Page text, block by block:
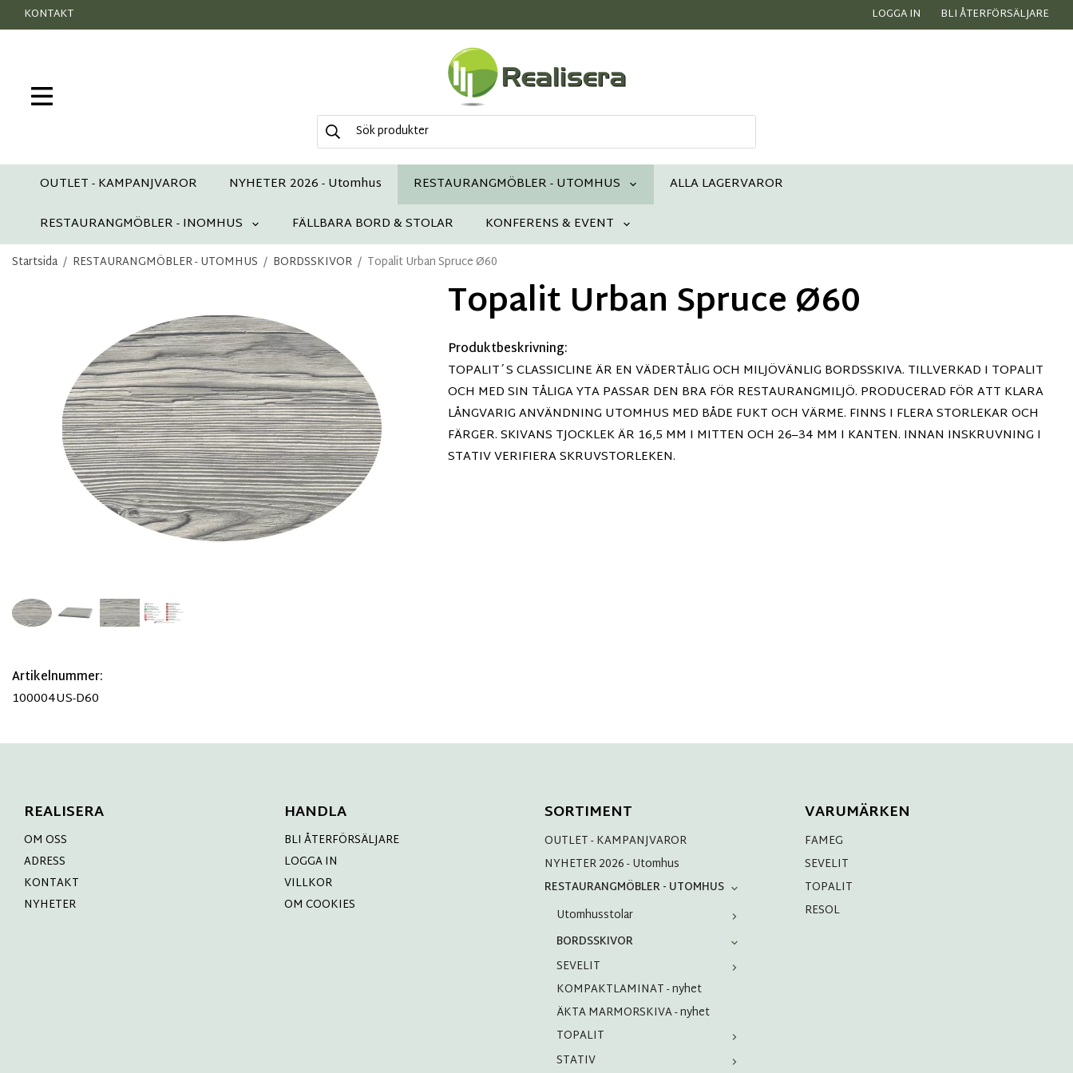
KONTAKT LOGGA IN BLI ÅTERFÖRSÄLJARE
OUTLET - KAMPANJVAROR NYHETER 2026 - Utomhus RESTAURANGMÖBLER - UTOMHUS
ALLA LAGERVAROR
RESTAURANGMÖBLER - INOMHUS
FÄLLBARA BORD & STOLAR KONFERENS & EVENT
Startsida / RESTAURANGMÖBLER - UTOMHUS / BORDSSKIVOR / Topalit Urban Spruce Ø60
Topalit Urban Spruce Ø60
Produktbeskrivning:
TOPALIT´S CLASSICLINE ÄR EN VÄDERTÅLIG OCH MILJÖVÄNLIG BORDSSKIVA. TILLVERKAD I TOPALIT
OCH MED SIN TÅLIGA YTA PASSAR DEN BRA FÖR RESTAURANGMILJÖ. PRODUCERAD FÖR ATT KLARA
LÅNGVARIG ANVÄNDNING UTOMHUS MED BÅDE FUKT OCH VÄRME. FINNS I FLERA STORLEKAR OCH
FÄRGER. SKIVANS TJOCKLEK ÄR 16,5 MM I MITTEN OCH 26–34 MM I KANTEN. INNAN INSKRUVNING I
STATIV VERIFIERA SKRUVSTORLEKEN.
Artikelnummer:
100004US-D60
REALISERA
OM OSS
ADRESS
KONTAKT
NYHETER
HANDLA
BLI ÅTERFÖRSÄLJARE
LOGGA IN
VILLKOR
OM COOKIES
SORTIMENT
OUTLET - KAMPANJVAROR
NYHETER 2026 - Utomhus
RESTAURANGMÖBLER - UTOMHUS
Utomhusstolar
BORDSSKIVOR
SEVELIT
KOMPAKTLAMINAT - nyhet
ÄKTA MARMORSKIVA - nyhet
TOPALIT
STATIV
VARUMÄRKEN
FAMEG
SEVELIT
TOPALIT
RESOL